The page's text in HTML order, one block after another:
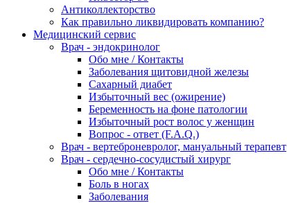
Антиколлекторство
Как правильно ликвидировать компанию?
Медицинский сервис
Врач - эндокринолог
Обо мне / Контакты
Заболевания щитовидной железы
Сахарный диабет
Избыточный вес (ожирение)
Беременность на фоне патологии
Избыточный рост волос у женщин
Вопрос - ответ (F.A.Q.)
Врач - вертеброневролог, мануальный терапевт
Врач - сердечно-сосудистый хирург
Обо мне / Контакты
Боль в ногах
Заболевания